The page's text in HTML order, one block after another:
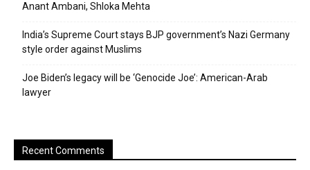
Anant Ambani, Shloka Mehta
India’s Supreme Court stays BJP government’s Nazi Germany
style order against Muslims
Joe Biden’s legacy will be ‘Genocide Joe’: American-Arab
lawyer
Recent Comments